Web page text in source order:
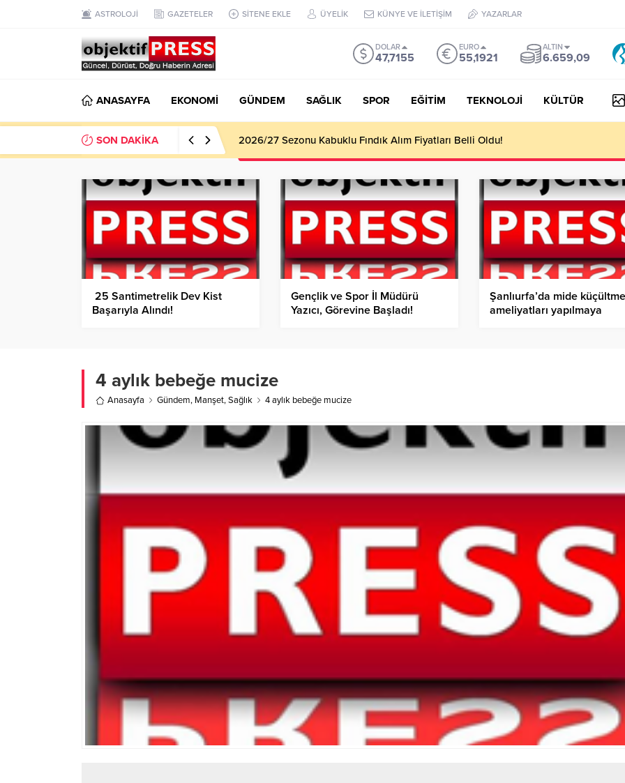
ASTROLOJİ GAZETELER SİTENE EKLE ÜYELİK KÜNYE VE İLETİŞİM YAZARLAR
DOLAR
47,7155
EURO
55,1921
ALTIN
6.659,09
ANASAYFA EKONOMİ GÜNDEM SAĞLIK SPOR EĞİTİM TEKNOLOJİ KÜLTÜR
SON DAKİKA Haliliye Belediyesi Her Gün 4 Bin 898 Kişiye Sıcak Yemek Ulaştırıyor!
25 Santimetrelik Dev Kist
Başarıyla Alındı!
Gençlik ve Spor İl Müdürü
Yazıcı, Görevine Başladı!
Şanlıurfa’da mide küçültme
ameliyatları yapılmaya
4 aylık bebeğe mucize
Anasayfa Gündem, Manşet,Sağlık 4 aylık bebeğe mucize